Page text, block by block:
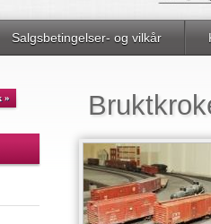
Salgsbetingelser- og vilkår